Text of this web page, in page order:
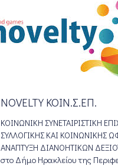
NOVELTY ΚΟΙΝ.Σ.ΕΠ.
ΚΟΙΝΩΝΙΚΗ ΣΥΝΕΤΑΙΡΙΣΤΙΚΗ
ΣΥΛΛΟΓΙΚΗΣ ΚΑΙ ΚΟΙΝΩΝΙΚΗΣ
ΑΝΑΠΤΥΞΗ ΔΙΑΝΟΗΤΙΚΩΝ
στο Δήμο Ηρακλείου της